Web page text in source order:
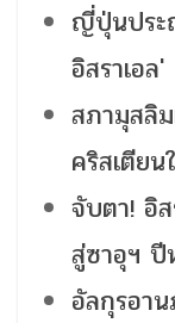
ญี่ปุ่นประ
อิสราเอล'
สภามุสลิ
คริสเตียน
จับตา! อิ
สู่ซาอุฯ ปี
อัลกุรอา